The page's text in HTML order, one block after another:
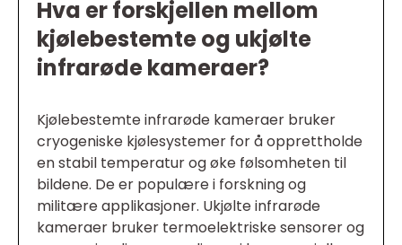
Hva er forskjellen mellom
kjølebestemte og ukjølte
infrarøde kameraer?
Kjølebestemte infrarøde kameraer bruker
cryogeniske kjølesystemer for å opprettholde
en stabil temperatur og øke følsomheten til
bildene. De er populære i forskning og
militære applikasjoner. Ukjølte infrarøde
kameraer bruker termoelektriske sensorer og